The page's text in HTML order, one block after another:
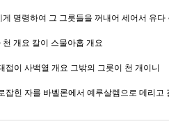
명령하여 그 그릇들을 꺼내어 세어서 유다
개요 칼이 스물아홉 개요
이 사백열 개요 그밖의 그릇이 천 개이니
잡힌 자를 바벨론에서 예루살렘으로 데리